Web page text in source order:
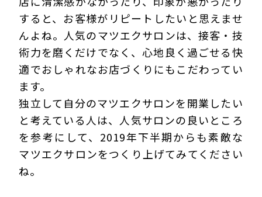
すると、お客様がリピートしたいと思えませ
んよね。人気のマツエクサロンは、接客・技
術力を磨くだけでなく、心地良く過ごせる快
適でおしゃれなお店づくりにもこだわってい
ます。
独立して自分のマツエクサロンを開業したい
と考えている人は、人気サロンの良いところ
を参考にして、2019年下半期からも素敵な
マツエクサロンをつくり上げてみてください
ね。